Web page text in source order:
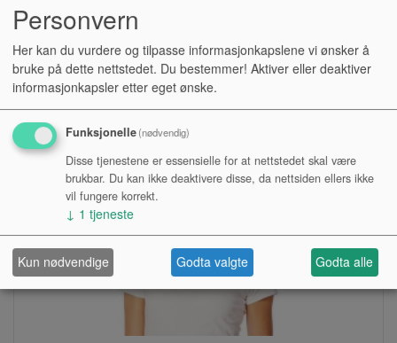
1008-0881 LOTUS TURBAN - PRINTED
Kr 780,00
Personvern
Her kan du vurdere og tilpasse informasjonkapslene vi ønsker å
bruke på dette nettstedet. Du bestemmer! Aktiver eller deaktiver
informasjonkapsler etter eget ønske.
Funksjonelle(nødvendig)
Disse tjenestene er essensielle for at nettstedet skal være
brukbar. Du kan ikke deaktivere disse, da nettsiden ellers ikke
vil fungere korrekt.
↓ 1 tjeneste
Kun nødvendige Godta valgte Godta alle